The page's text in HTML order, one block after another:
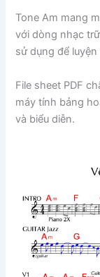
Tone Am mang
với dòng nhạc
sử dụng để
File sheet PDF
máy tính bảng
và biểu diễn.